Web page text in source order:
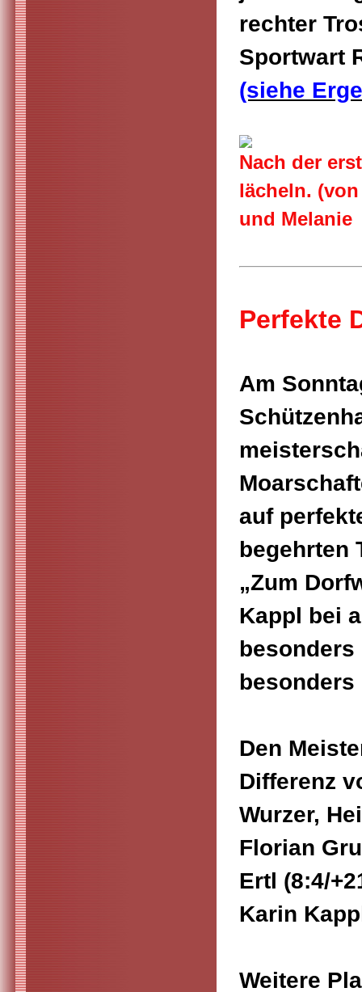
rechter
Sportwart
(siehe
Nach der
lächeln.
und Melanie
Perfekte
Am
auf
begehrten
„Zum
Kappl bei
besonders
Den
Differenz
Wurzer,
Florian
Ertl (8:4/
Karin
Weitere